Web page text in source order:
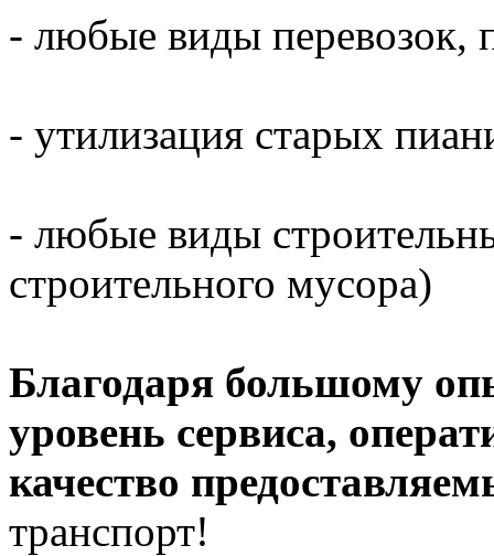
- любые виды перевозок,
- утилизация старых
- любые виды
строительного мусора)
Благодаря большому
уровень сервиса,
качество
транспорт!